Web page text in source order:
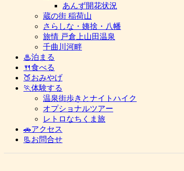
あんず開花状況
蔵の街 稲荷山
さらしな・姨捨・八幡
旅情 戸倉上山田温泉
千曲川河畔
♨泊まる
🍴食べる
🍑おみやげ
🏃体験する
温泉街歩きとナイトハイク
オプショナルツアー
レトロなちくま旅
🚗アクセス
📃お問合せ